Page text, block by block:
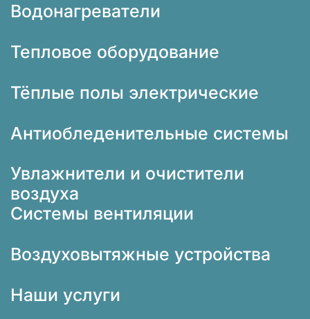
Водонагреватели
Тепловое оборудование
Тёплые полы электрические
Антиобледенительные системы
Увлажнители и очистители
воздуха
Системы вентиляции
Воздуховытяжные устройства
Наши услуги